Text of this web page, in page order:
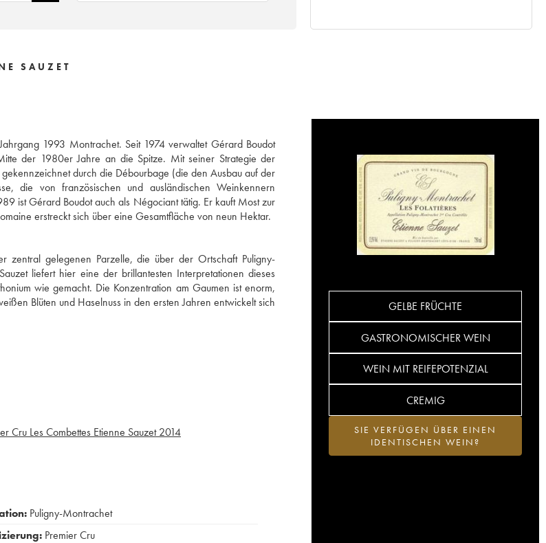
SAUZET
1993 Montrachet. Seit 1974 verwaltet Gérard Boudot
der 1980er Jahre an die Spitze. Mit seiner Strategie der
durch die Débourbage (die den Ausbau auf der
die von französischen und ausländischen Weinkennern
ist Gérard Boudot auch als Négociant tätig. Er kauft Most zur
erstreckt sich über eine Gesamtfläche von neun Hektar.
zentral gelegenen Parzelle, die über der Ortschaft Puligny-
liefert hier eine der brillantesten Interpretationen dieses
wie gemacht. Die Konzentration am Gaumen ist enorm,
Blüten und Haselnuss in den ersten Jahren entwickelt sich
GELBE FRÜCHTE
GASTRONOMISCHER WEIN
WEIN MIT REIFEPOTENZIAL
CREMIG
SIE VERFÜGEN ÜBER EINEN
IDENTISCHEN WEIN?
Cru Les Combettes Etienne Sauzet 2014
Puligny-Montrachet
Premier Cru